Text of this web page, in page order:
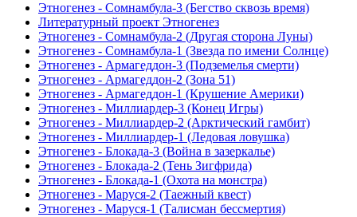
Этногенез - Сомнамбула-3 (Бегство сквозь время)
Литературный проект Этногенез
Этногенез - Сомнамбула-2 (Другая сторона Луны)
Этногенез - Сомнамбула-1 (Звезда по имени Солнце)
Этногенез - Армагеддон-3 (Подземелья смерти)
Этногенез - Армагеддон-2 (Зона 51)
Этногенез - Армагеддон-1 (Крушение Америки)
Этногенез - Миллиардер-3 (Конец Игры)
Этногенез - Миллиардер-2 (Арктический гамбит)
Этногенез - Миллиардер-1 (Ледовая ловушка)
Этногенез - Блокада-3 (Война в зазеркалье)
Этногенез - Блокада-2 (Тень Зигфрида)
Этногенез - Блокада-1 (Охота на монстра)
Этногенез - Маруся-2 (Таежный квест)
Этногенез - Маруся-1 (Талисман бессмертия)